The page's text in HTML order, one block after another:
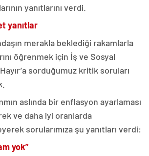
yanıtlarını verdi.
yanıtlar
merakla beklediği rakamlarla
öğrenmek için İş ve Sosyal
sorduğumuz kritik soruları
aslında bir enflasyon ayarlaması
ve daha iyi oranlarda
sorularımıza şu yanıtları verdi:
yok”